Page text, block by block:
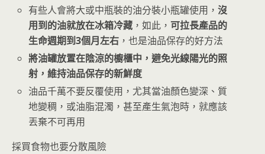
有些人會將大或中瓶裝的油分裝小瓶罐使用，沒
用到的油就放在冰箱冷藏 ，如此， 可拉長產品的
生命週期到3個月左右 ，也是油品保存的好方法
將油罐放置在陰涼的櫥櫃中，避免光線陽光的照
射，維持油品保存的新鮮度
油品千萬不要反覆使用，尤其當油顏色變深、質
地變稠，或油脂混濁，甚至產生氣泡時，就應該
丟棄不可再用
採買食物也要分散風險